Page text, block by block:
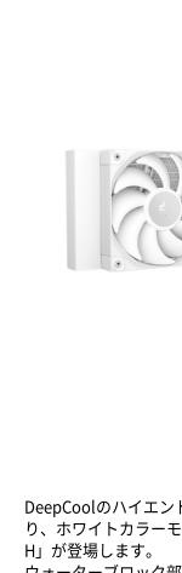
DeepCoolのハイエン
り、ホワイトカラー
H」が登場します。